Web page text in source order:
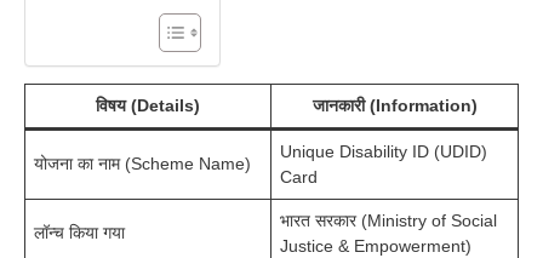
विषय (Details) जानकारी (Information)
योजना का नाम (Scheme Name)
Unique Disability ID (UDID)
Card
लॉन्च किया गया
भारत सरकार (Ministry of Social
Justice & Empowerment)